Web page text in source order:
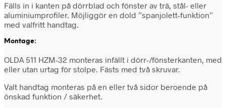
Fälls in i kanten på dörrblad och fönster av trä, stål- eller
aluminiumprofiler. Möjliggör en dold ”spanjolett-funktion”
med valfritt handtag.
Montage:
OLDA 511 HZM-32 monteras infällt i dörr-/fönsterkanten, med
eller utan urtag för stolpe. Fästs med två skruvar.
Valt handtag monteras på en eller två sidor beroende på
önskad funktion / säkerhet.